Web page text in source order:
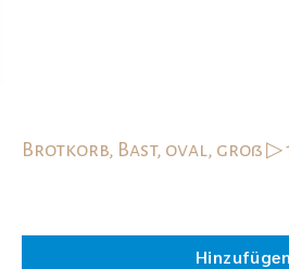
Brotkorb, Bast, oval, groß ▷
Hinzufügen